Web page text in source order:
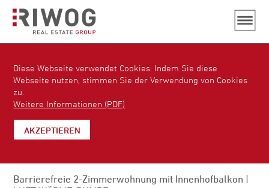
Diese Webseite verwendet Cookies. Indem Sie diese
Webseite nutzen, stimmen Sie der Verwendung von Cookies
zu.
Weitere Informationen (PDF)
AKZEPTIEREN
Barrierefreie 2-Zimmerwohnung mit Innenhofbalkon |